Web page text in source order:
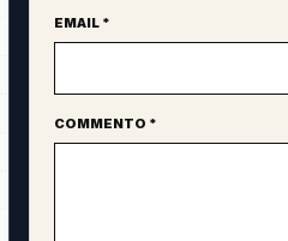
EMAIL *
COMMENTO *